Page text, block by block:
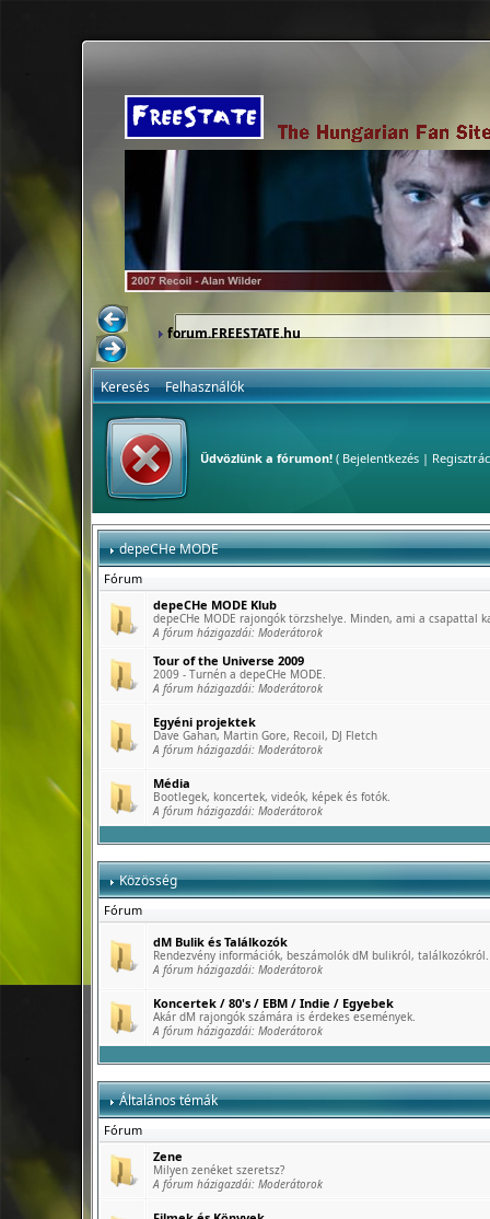
forum.FREESTATE.hu
Keresés Felhasználók
Üdvözlünk a fórumon!( Bejelentkezés|
depeCHe MODE
Fórum
depeCHe MODE Klub
depeCHe MODE rajongók törzshelye. Minden, ami a csapattal
A fórum házigazdái: Moderátorok
Tour of the Universe 2009
2009 - Turnén a depeCHe MODE.
A fórum házigazdái: Moderátorok
Egyéni projektek
Dave Gahan, Martin Gore, Recoil, DJ Fletch
A fórum házigazdái: Moderátorok
Média
Bootlegek, koncertek, videók, képek és fotók.
A fórum házigazdái: Moderátorok
Közösség
Fórum
dM Bulik és Találkozók
Rendezvény információk, beszámolók dM bulikról, találkozókról.
A fórum házigazdái: Moderátorok
Koncertek / 80's / EBM / Indie / Egyebek
Akár dM rajongók számára is érdekes események.
A fórum házigazdái: Moderátorok
Általános témák
Fórum
Zene
Milyen zenéket szeretsz?
A fórum házigazdái: Moderátorok